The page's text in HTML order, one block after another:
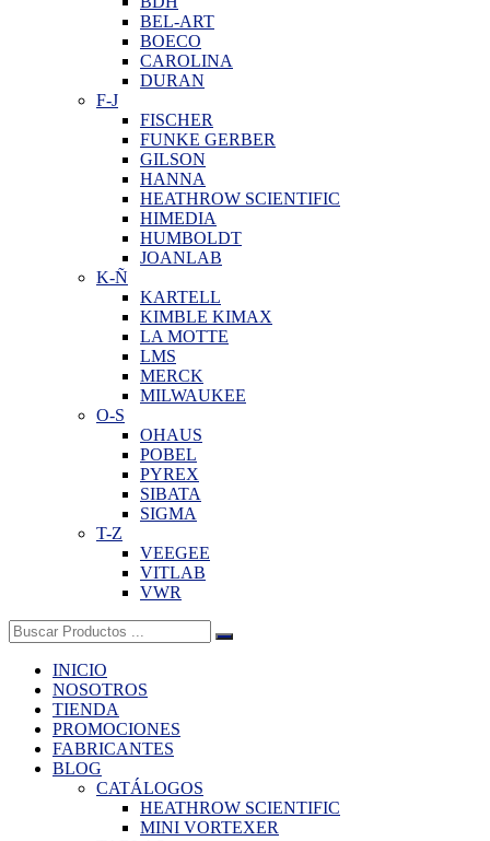
BEL-ART
BOECO
CAROLINA
DURAN
F-J
FISCHER
FUNKE GERBER
GILSON
HANNA
HEATHROW SCIENTIFIC
HIMEDIA
HUMBOLDT
JOANLAB
K-Ñ
KARTELL
KIMBLE KIMAX
LA MOTTE
LMS
MERCK
MILWAUKEE
O-S
OHAUS
POBEL
PYREX
SIBATA
SIGMA
T-Z
VEEGEE
VITLAB
VWR
Buscar:
INICIO
NOSOTROS
TIENDA
PROMOCIONES
FABRICANTES
BLOG
CATÁLOGOS
HEATHROW SCIENTIFIC
MINI VORTEXER